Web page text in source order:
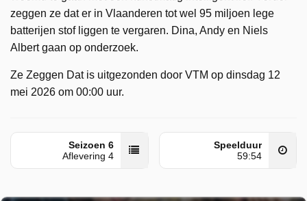
zeggen ze dat er in Vlaanderen tot wel 95 miljoen lege
batterijen stof liggen te vergaren. Dina, Andy en Niels
Albert gaan op onderzoek.
Ze Zeggen Dat is uitgezonden door VTM op dinsdag 12
mei 2026 om 00:00 uur.
Seizoen 6
Aflevering 4
Speelduur
59:54